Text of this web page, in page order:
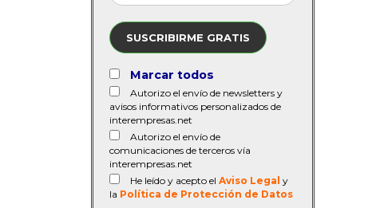
SUSCRIBIRME GRATIS
Marcar todos
Autorizo el envío de newsletters y
avisos informativos personalizados de
interempresas.net
Autorizo el envío de
comunicaciones de terceros vía
interempresas.net
He leído y acepto el Aviso Legal y
la Política de Protección de Datos